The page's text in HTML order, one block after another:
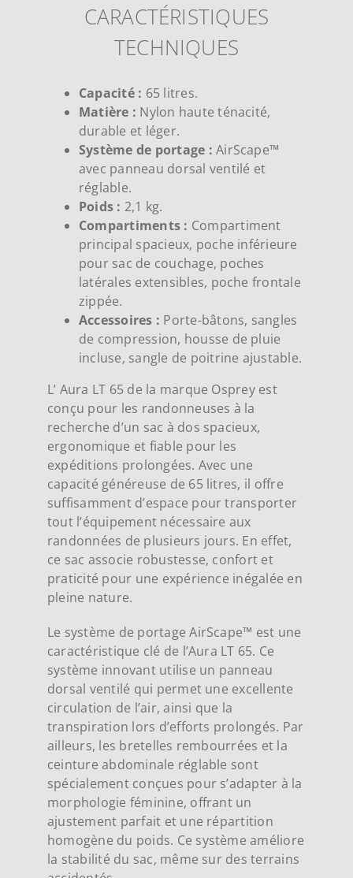
CARACTÉRISTIQUES
TECHNIQUES
Capacité : 65 litres.
Matière : Nylon haute ténacité,
durable et léger.
Système de portage : AirScape™
avec panneau dorsal ventilé et
réglable.
Poids : 2,1 kg.
Compartiments : Compartiment
principal spacieux, poche inférieure
pour sac de couchage, poches
latérales extensibles, poche frontale
zippée.
Accessoires : Porte-bâtons, sangles
de compression, housse de pluie
incluse, sangle de poitrine ajustable.
L’ Aura LT 65 de la marque Osprey est
conçu pour les randonneuses à la
recherche d’un sac à dos spacieux,
ergonomique et fiable pour les
expéditions prolongées. Avec une
capacité généreuse de 65 litres, il offre
suffisamment d’espace pour transporter
tout l’équipement nécessaire aux
randonnées de plusieurs jours. En effet,
ce sac associe robustesse, confort et
praticité pour une expérience inégalée en
pleine nature.
Le système de portage AirScape™ est une
caractéristique clé de l’Aura LT 65. Ce
système innovant utilise un panneau
dorsal ventilé qui permet une excellente
circulation de l’air, ainsi que la
transpiration lors d’efforts prolongés. Par
ailleurs, les bretelles rembourrées et la
ceinture abdominale réglable sont
spécialement conçues pour s’adapter à la
morphologie féminine, offrant un
ajustement parfait et une répartition
homogène du poids. Ce système améliore
la stabilité du sac, même sur des terrains